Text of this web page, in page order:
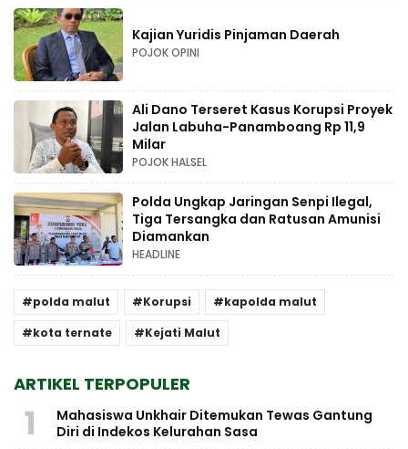
Kajian Yuridis Pinjaman Daerah
POJOK OPINI
Ali Dano Terseret Kasus Korupsi Proyek
Jalan Labuha-Panamboang Rp 11,9
Milar
POJOK HALSEL
Polda Ungkap Jaringan Senpi Ilegal,
Tiga Tersangka dan Ratusan Amunisi
Diamankan
HEADLINE
polda malut Korupsi
kapolda malut
kota ternate
Kejati Malut
ARTIKEL TERPOPULER
1
Mahasiswa Unkhair Ditemukan Tewas Gantung
Diri di Indekos Kelurahan Sasa